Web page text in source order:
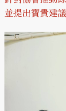
並提出寶貴建